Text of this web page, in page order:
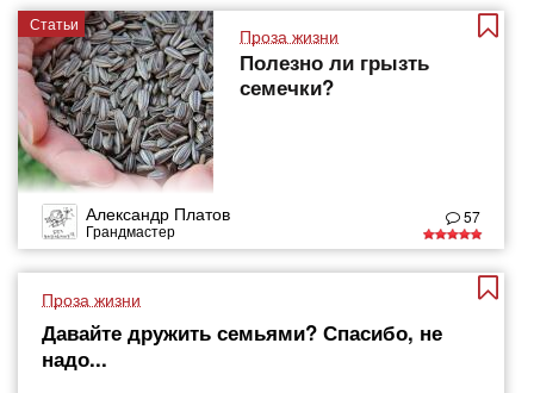
Статьи
Проза жизни
Полезно ли грызть
семечки?
Александр Платов
Грандмастер
57
Проза жизни
Давайте дружить семьями? Спасибо, не
надо...